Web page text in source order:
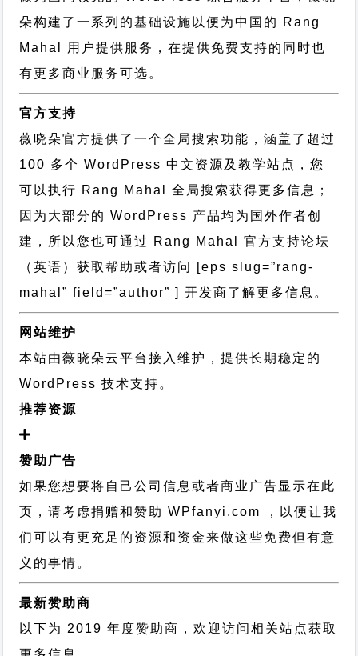
朵构建了一系列的基础设施以便为中国的 Rang
Mahal 用户提供服务，在提供免费支持的同时也
有更多商业服务可选。
官方支持
薇晓朵官方提供了一个全局搜索功能，涵盖了超过
100 多个 WordPress 中文资源及教学站点，您
可以执行 Rang Mahal 全局搜索获得更多信息；
因为大部分的 WordPress 产品均为国外作者创
建，所以您也可通过 Rang Mahal 官方支持论坛
（英语）获取帮助或者访问 [eps slug=”rang-
mahal” field=”author” ] 开发商了解更多信息。
网站维护
本站由薇晓朵云平台接入维护，提供长期稳定的
WordPress 技术支持 。
推荐资源
赞助广告
如果您想要将自己公司信息或者商业广告显示在此
页，请考虑捐赠和赞助 WPfanyi.com ，以便让我
们可以有更充足的资源和资金来做这些免费但有意
义的事情。
最新赞助商
以下为 2019 年度赞助商，欢迎访问相关站点获取